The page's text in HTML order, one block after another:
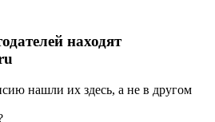
находят
нашли их здесь, а не в другом